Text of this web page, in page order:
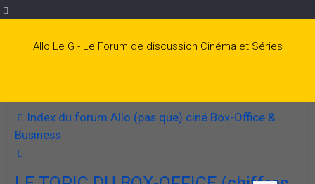
Allo Le G - Le Forum de discussion Cinéma et Séries
Index du forum Allo (pas que) ciné Box-Office &
Business